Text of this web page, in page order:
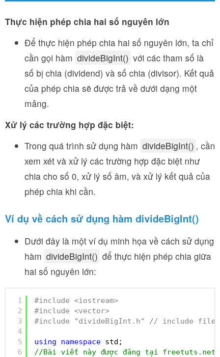
Thực hiện phép chia hai số nguyên lớn
Để thực hiện phép chia hai số nguyên lớn, ta chỉ
cần gọi hàm divideBigInt() với các tham số là
số bị chia (dividend) và số chia (divisor). Kết quả
của phép chia sẽ được trả về dưới dạng một
mảng.
Xử lý các trường hợp đặc biệt:
Trong quá trình sử dụng hàm divideBigInt() , cần
xem xét và xử lý các trường hợp đặc biệt như
chia cho số 0, xử lý số âm, và xử lý kết quả của
phép chia khi cần.
Ví dụ về cách sử dụng hàm divideBigInt()
Dưới đây là một ví dụ minh họa về cách sử dụng
hàm divideBigInt() để thực hiện phép chia giữa
hai số nguyên lớn:
1
2
3
4
5
6
#include <iostream>
#include <vector>
#include "divideBigInt.h" // include file
using namespace std;
//Bài viết này được đăng tại freetuts.net